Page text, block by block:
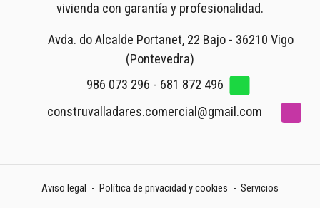
vivienda con garantía y profesionalidad.
Avda. do Alcalde Portanet, 22 Bajo - 36210 Vigo
(Pontevedra)
986 073 296 - 681 872 496
construvalladares.comercial@gmail.com
Aviso legal - Política de privacidad y cookies - Servicios